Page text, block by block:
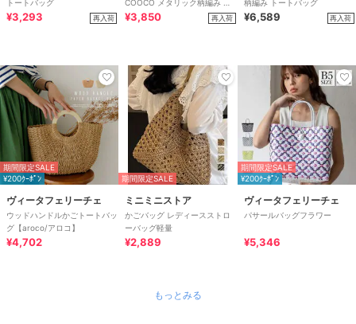
トートバッグ
¥3,293 再入荷
COOCO メタリック柄編み ト
ートバッグ Ａ４対応
¥3,850 再入荷
柄編み トートバッグ
¥6,589 再入荷
期間限定SALE
¥200ｸｰﾎﾟﾝ
ヴィータフェリーチェ
ウッドハンドルかごトートバッ
グ【aroco/アロコ】
¥4,702
期間限定SALE
ミニミニストア
かごバッグ レディースストロ
ーバッグ軽量
¥2,889
期間限定SALE
¥200ｸｰﾎﾟﾝ
ヴィータフェリーチェ
パサールバッグフラワー
¥5,346
もっとみる